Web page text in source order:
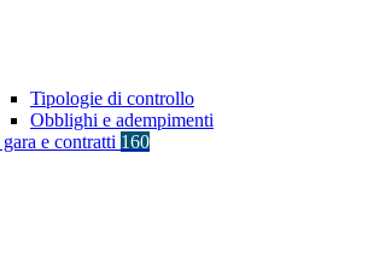
Tipologie di controllo
Obblighi e adempimenti
e contratti 160